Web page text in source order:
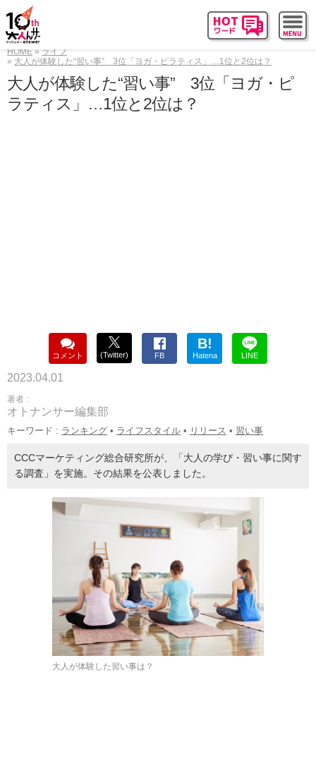
HOME
ライフ
大人が体験した“習い事” 3位「ヨガ・ピラティス」…1位と2位は？
大人が体験した“習い事” 3位「ヨガ・ピ
ラティス」…1位と2位は？
コメント (Twitter) FB
B!
Hatena LINE
2023.04.01
著者 :
オトナンサー編集部
キーワード : ランキング • ライフスタイル • リリース • 習い事
CCCマーケティング総合研究所が、「大人の学び・習い事に関す
る調査」を実施。その結果を公表しました。
大人が体験した習い事は？